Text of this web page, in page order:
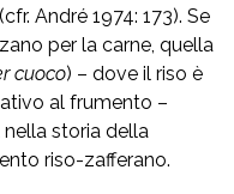
André 1974: 173). Se
per la carne, quella
cuoco) – dove il riso è
al frumento –
storia della
riso-zafferano.